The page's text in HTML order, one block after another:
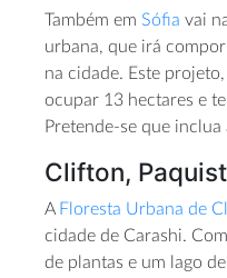
Também em Sófia vai
urbana, que irá
na cidade. Este
ocupar 13 hectares e
Pretende-se que
Clifton,
A Floresta Urbana de
cidade de Carashi.
de plantas e um lago